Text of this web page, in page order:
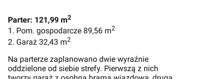
Parter: 121,99 m2
1. Pom. gospodarcze 89,56 m2
2. Garaż 32,43 m2
Na parterze zaplanowano dwie wyraźnie
oddzielone od siebie strefy. Pierwszą z nich